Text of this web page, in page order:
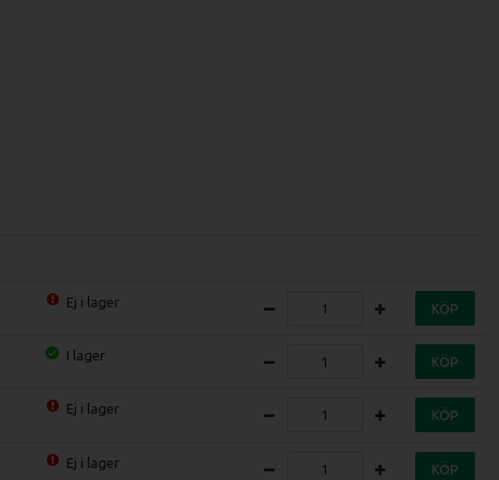
Ej i lager KÖP
I lager KÖP
Ej i lager KÖP
Ej i lager KÖP